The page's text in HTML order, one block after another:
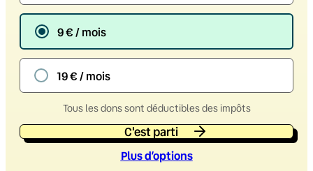
9 € / mois
19 € / mois
Tous les dons sont déductibles des impôts
C'est parti
Plus d’options